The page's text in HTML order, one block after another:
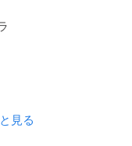
見る